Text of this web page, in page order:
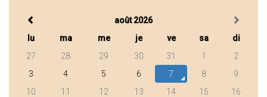
août 2026
lu
ma me je ve sa
di
27
28 29 30 31 1
2
3
4 5 6 7 8
9
10
11 12 13 14 15
16